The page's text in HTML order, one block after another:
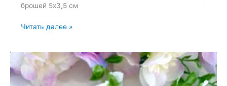
брошей 5х3,5 см
Броши:
Вишня
Читать далее »